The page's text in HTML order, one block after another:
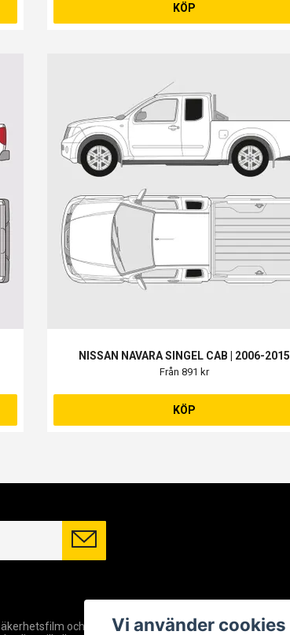
KÖP
NISSAN NAVARA SINGEL CAB | 2006-2015
Från 891 kr
KÖP
och
Facebook
Vi använder cookies